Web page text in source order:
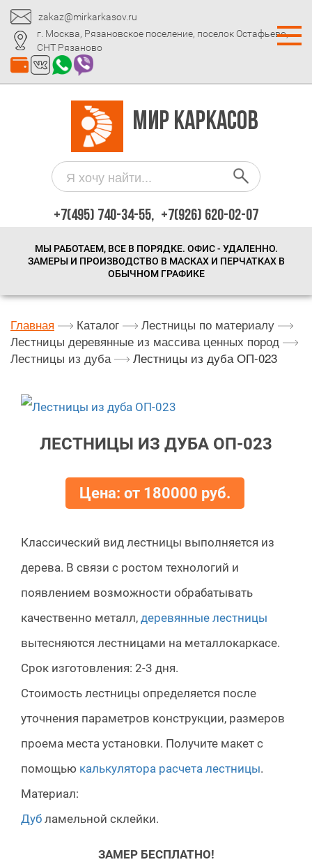
zakaz@mirkarkasov.ru
г. Москва, Рязановское поселение, поселок Остафьево,
СНТ Рязаново
МИР КАРКАСОВ
+7(495) 740-34-55, +7(926) 620-02-07
МЫ РАБОТАЕМ, ВСЕ В ПОРЯДКЕ. ОФИС - УДАЛЕННО.
ЗАМЕРЫ И ПРОИЗВОДСТВО В МАСКАХ И ПЕРЧАТКАХ В
ОБЫЧНОМ ГРАФИКЕ
Главная Каталог
Лестницы по материалу
Лестницы деревянные из массива ценных пород
Лестницы из дуба
Лестницы из дуба ОП-023
ЛЕСТНИЦЫ ИЗ ДУБА ОП-023
Цена: от 180000 руб.
Классический вид лестницы выполняется из
дерева. В связи с ростом технологий и
появлением возможности обрабатывать
качественно металл, деревянные лестницы
вытесняются лестницами на металлокаркасе.
Срок изготовления: 2-3 дня.
Стоимость лестницы определяется после
уточнения параметров конструкции, размеров
проема места установки. Получите макет с
помощью калькулятора расчета лестницы.
Материал:
Дуб ламельной склейки.
ЗАМЕР БЕСПЛАТНО!